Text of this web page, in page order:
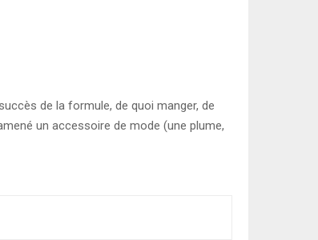
de la formule, de quoi manger, de
un accessoire de mode (une plume,